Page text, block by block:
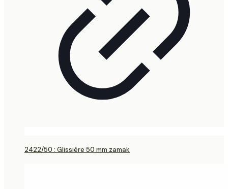
2422/50 : Glissière 50 mm zamak